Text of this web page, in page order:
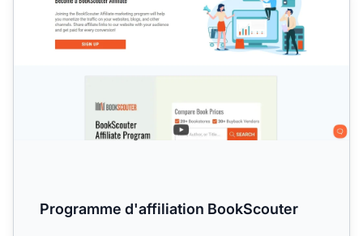
Programme d'affiliation BookScouter